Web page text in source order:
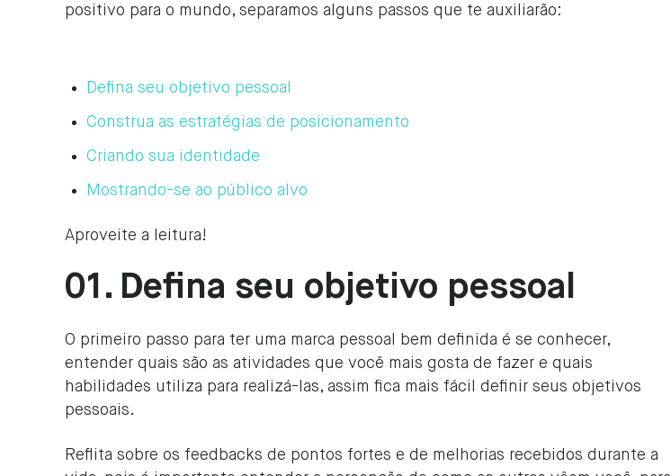
positivo para o mundo, separamos alguns passos que te auxiliarão:
Defina seu objetivo pessoal
Construa as estratégias de posicionamento
Criando sua identidade
Mostrando-se ao público alvo
Aproveite a leitura!
01. Defina seu objetivo pessoal
O primeiro passo para ter uma marca pessoal bem definida é se conhecer,
entender quais são as atividades que você mais gosta de fazer e quais
habilidades utiliza para realizá-las, assim fica mais fácil definir seus objetivos
pessoais.
Reflita sobre os feedbacks de pontos fortes e de melhorias recebidos durante a